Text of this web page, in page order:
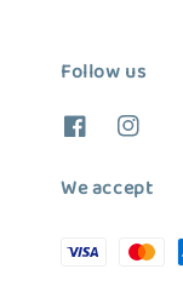
Follow us
We accept